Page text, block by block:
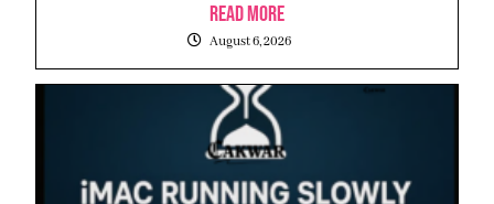
Read More
August 6, 2026